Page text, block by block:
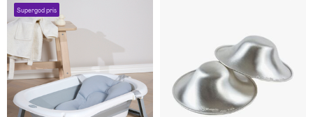
Supergod pris